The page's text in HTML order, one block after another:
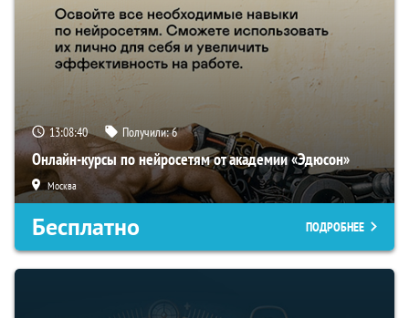
13:08:39 Получили:6
Онлайн-курсы по нейросетям от академии «Эдюсон»
Москва
Бесплатно ПОДРОБНЕЕ